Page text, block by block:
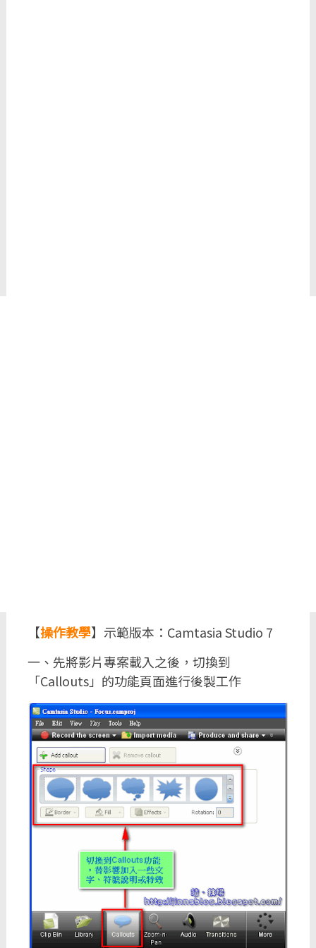
【操作教學】示範版本：Camtasia Studio 7
一、先將影片專案載入之後，切換到
「Callouts」的功能頁面進行後製工作